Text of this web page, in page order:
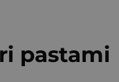
pastami